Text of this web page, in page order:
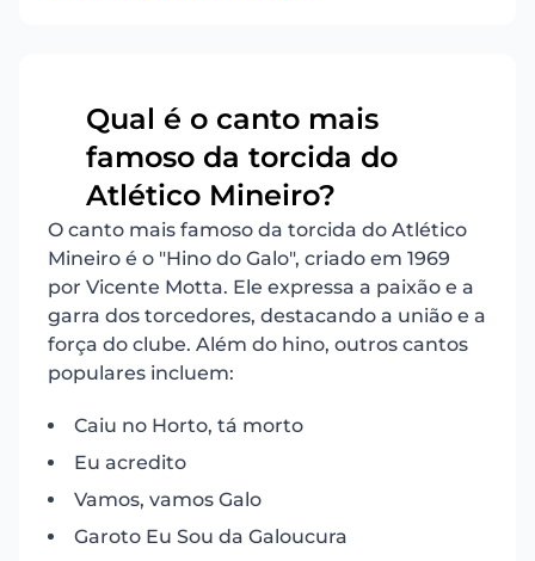
Qual é o canto mais
famoso da torcida do
Atlético Mineiro?
O canto mais famoso da torcida do Atlético
Mineiro é o "Hino do Galo", criado em 1969
por Vicente Motta. Ele expressa a paixão e a
garra dos torcedores, destacando a união e a
força do clube. Além do hino, outros cantos
populares incluem:
Caiu no Horto, tá morto
Eu acredito
Vamos, vamos Galo
Garoto Eu Sou da Galoucura